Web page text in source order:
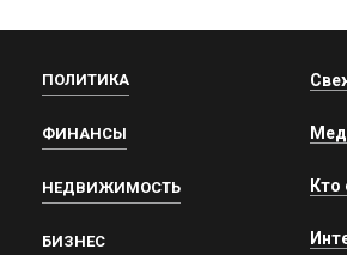
ПОЛИТИКА
ФИНАНСЫ
НЕДВИЖИМОСТЬ
БИЗНЕС
Кто